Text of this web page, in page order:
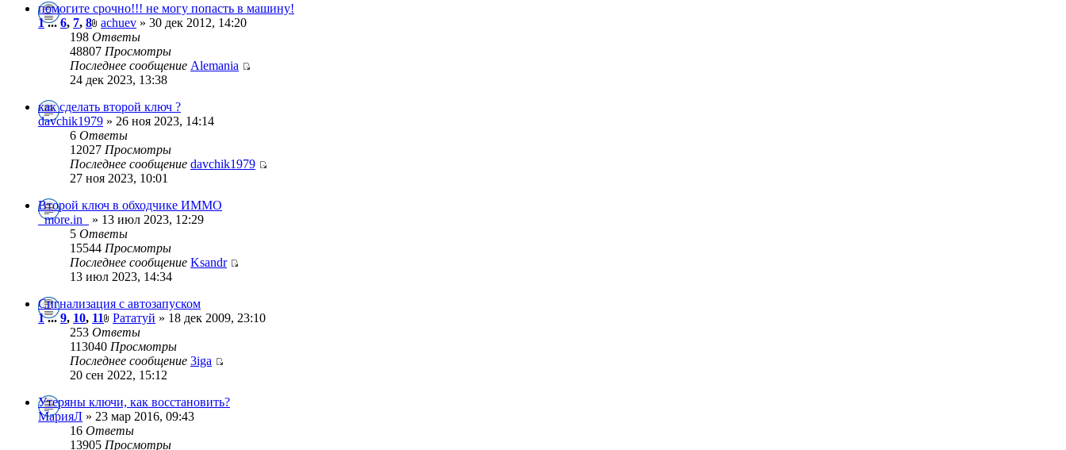
помогите срочно!!! не могу попасть в машину!
1...6, 7, 8 achuev » 30 дек 2012, 14:20
198 Ответы
48807 Просмотры
Последнее сообщение Alemania
24 дек 2023, 13:38
как сделать второй ключ ?
davchik1979 » 26 ноя 2023, 14:14
6 Ответы
12027 Просмотры
Последнее сообщение davchik1979
27 ноя 2023, 10:01
Второй ключ в обходчике ИММО
_more.in_
» 13 июл 2023, 12:29
5 Ответы
15544 Просмотры
Последнее сообщение Ksandr
13 июл 2023, 14:34
Сигнализация с автозапуском
1...9, 10, 11 Рататуй » 18 дек 2009, 23:10
253 Ответы
113040 Просмотры
Последнее сообщение 3iga
20 сен 2022, 15:12
Утеряны ключи, как восстановить?
МарияЛ » 23 мар 2016, 09:43
16 Ответы
13905 Просмотры